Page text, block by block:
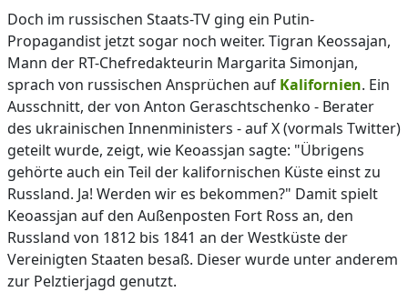
Doch im russischen Staats-TV ging ein Putin-
Propagandist jetzt sogar noch weiter. Tigran Keossajan,
Mann der RT-Chefredakteurin Margarita Simonjan,
sprach von russischen Ansprüchen auf Kalifornien. Ein
Ausschnitt, der von Anton Geraschtschenko - Berater
des ukrainischen Innenministers - auf X (vormals Twitter)
geteilt wurde, zeigt, wie Keoassjan sagte: "Übrigens
gehörte auch ein Teil der kalifornischen Küste einst zu
Russland. Ja! Werden wir es bekommen?" Damit spielt
Keoassjan auf den Außenposten Fort Ross an, den
Russland von 1812 bis 1841 an der Westküste der
Vereinigten Staaten besaß. Dieser wurde unter anderem
zur Pelztierjagd genutzt.